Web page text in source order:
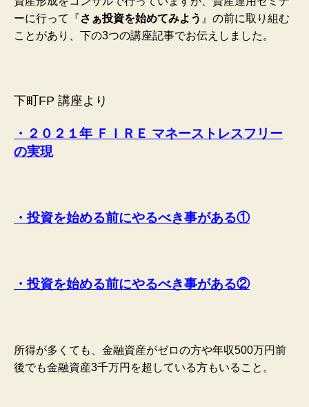
ーに行って『さぁ投資を始めてみよう 』の前に取り組む
ことがあり、下の3つの講座記事でお伝えしました。
下町FP 講座より
・２０２１年 ＦＩＲＥ マネーストレスフリー
の実現
・投資を始める前にやるべき事がある①
・投資を始める前にやるべき事がある②
所得が多くても、金融資産がゼロの方や年収500万円前
後でも金融資産3千万円を超している方もいること。